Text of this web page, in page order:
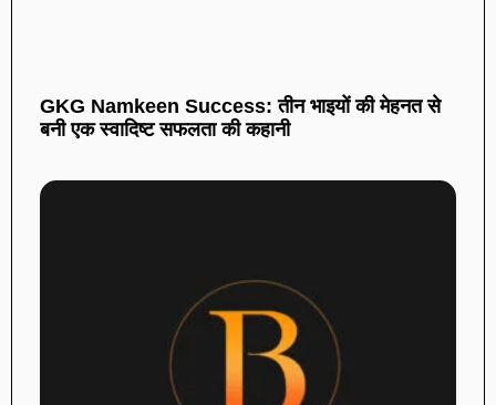
GKG Namkeen Success: तीन भाइयों की मेहनत से
बनी एक स्वादिष्ट सफलता की कहानी